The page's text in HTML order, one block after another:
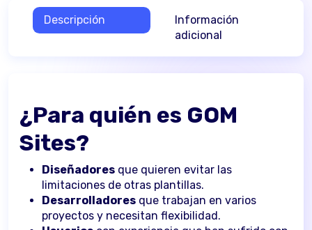
Descripción
Información
adicional
¿Para quién es GOM
Sites?
Diseñadores que quieren evitar las
limitaciones de otras plantillas.
Desarrolladores que trabajan en varios
proyectos y necesitan flexibilidad.